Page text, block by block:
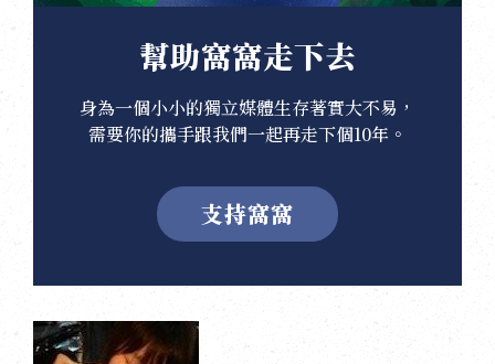
幫助窩窩走下去
身為一個小小的獨立媒體生存著實大不易，
需要你的攜手跟我們一起再走下個10年。
支持窩窩